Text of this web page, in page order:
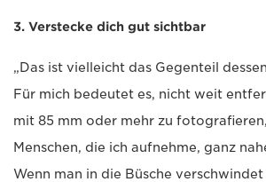
3. Verstecke dich gut sichtbar
„Das ist vielleicht das Gegenteil
Für mich bedeutet es, nicht weit
mit 85 mm oder mehr zu
Menschen, die ich aufnehme, ganz
Wenn man in die Büsche